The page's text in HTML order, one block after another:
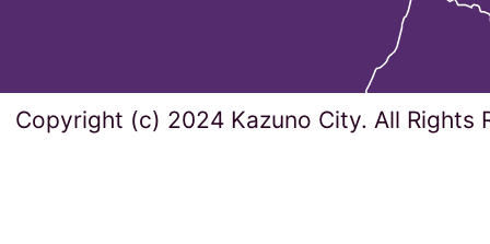
Copyright (c) 2024 Kazuno City. All Rights